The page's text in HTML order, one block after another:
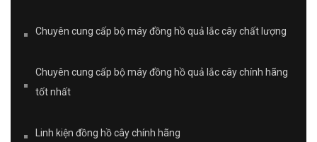
Chuyên cung cấp bộ máy đồng hồ quả lắc cây chất lượng
Chuyên cung cấp bộ máy đồng hồ quả lắc cây chính hãng
tốt nhất
Linh kiện đồng hồ cây chính hãng